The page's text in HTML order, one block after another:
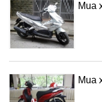
Mua
Mua